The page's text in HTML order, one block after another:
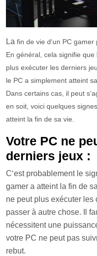
La fin de vie d‘un PC gamer
En général, cela signifie que
plus exécuter les derniers je
le PC a simplement atteint sa
Dans certains cas, il peut s‘
en soit, voici quelques signes
atteint la fin de sa vie.
Votre PC ne
derniers jeux :
C‘est probablement le
gamer a atteint la fin de
ne peut plus exécuter les
passer à autre chose. Il
nécessitent une
votre PC ne peut pas
rebut.